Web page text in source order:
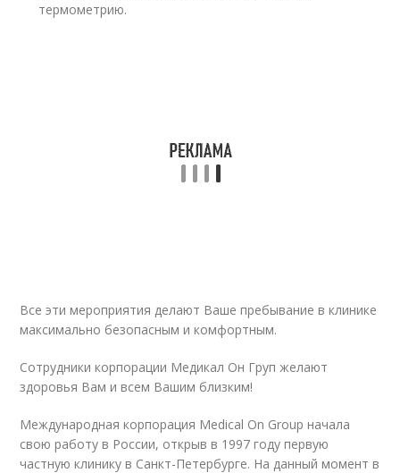
термометрию.
Все эти мероприятия делают Ваше пребывание в клинике
максимально безопасным и комфортным.
Сотрудники корпорации Медикал Он Груп желают
здоровья Вам и всем Вашим близким!
Международная корпорация Medical On Group начала
свою работу в России, открыв в 1997 году первую
частную клинику в Санкт-Петербурге. На данный момент в